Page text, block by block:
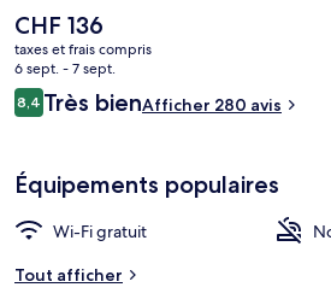
Nonneseteren se trouve à 5 min et
6 min.
Le
prix
actuel
est
de
CHF 136
taxes et frais compris
6 sept. - 7 sept.
Avis
voyageurs
8,48,4 sur 10
Très bienAfficher 280 avis
Équipements populaires
Wi-Fi gratuit
Tout afficher